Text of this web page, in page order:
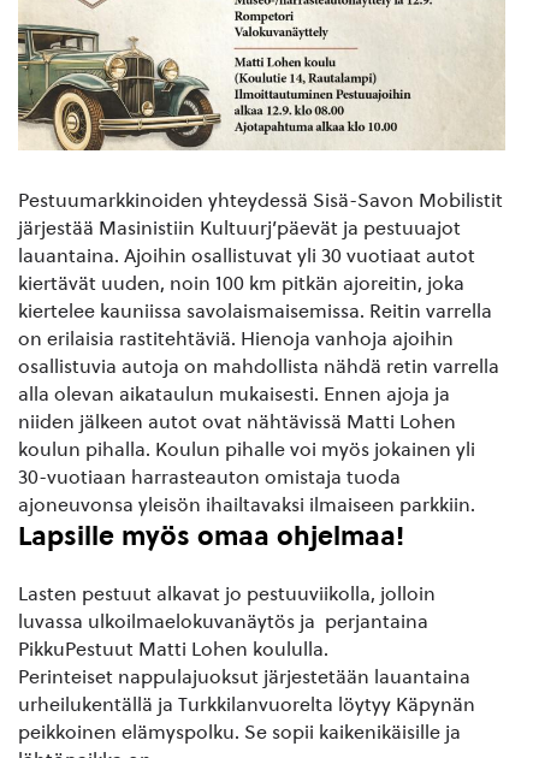
Pestuumarkkinoiden yhteydessä Sisä-Savon Mobilistit
järjestää Masinistiin Kultuurj’päevät ja pestuuajot
lauantaina. Ajoihin osallistuvat yli 30 vuotiaat autot
kiertävät uuden, noin 100 km pitkän ajoreitin, joka
kiertelee kauniissa savolaismaisemissa. Reitin varrella
on erilaisia rastitehtäviä. Hienoja vanhoja ajoihin
osallistuvia autoja on mahdollista nähdä retin varrella
alla olevan aikataulun mukaisesti. Ennen ajoja ja
niiden jälkeen autot ovat nähtävissä Matti Lohen
koulun pihalla. Koulun pihalle voi myös jokainen yli
30-vuotiaan harrasteauton omistaja tuoda
ajoneuvonsa yleisön ihailtavaksi ilmaiseen parkkiin.
Lapsille myös omaa ohjelmaa!
Lasten pestuut alkavat jo pestuuviikolla, jolloin
luvassa ulkoilmaelokuvanäytös ja perjantaina
PikkuPestuut Matti Lohen koululla.
Perinteiset nappulajuoksut järjestetään lauantaina
urheilukentällä ja Turkkilanvuorelta löytyy Käpynän
peikkoinen elämyspolku. Se sopii kaikenikäisille ja